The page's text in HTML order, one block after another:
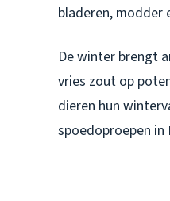
bladeren, modder
De winter brengt
vries zout op
dieren hun
spoedoproepen in